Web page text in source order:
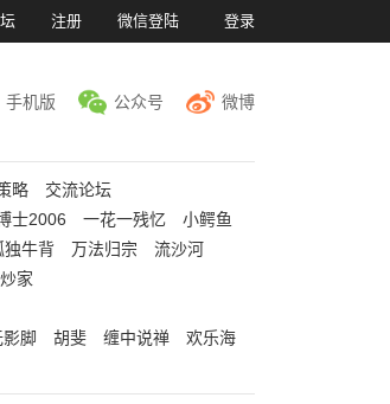
注册 微信登陆 登录
手机版 公众号 微博
略
交流论坛
士2006 一花一残忆
小鳄鱼
独牛背 万法归宗
流沙河
家
脚 胡斐 缠中说禅
欢乐海